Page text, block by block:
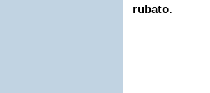
rubato.